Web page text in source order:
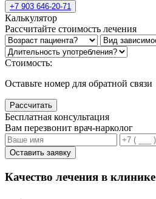
+7 903 646-20-71
Калькулятор
Рассчитайте стоимость лечения
Стоимость:
Оставьте номер для обратной связи
Рассчитать
Бесплатная консультация
Вам перезвонит врач-нарколог
Оставить заявку
Качество лечения в клинике